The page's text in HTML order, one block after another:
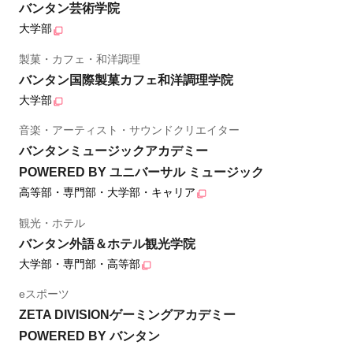
バンタン芸術学院
大学部
製菓・カフェ・和洋調理
バンタン国際製菓カフェ和洋調理学院
大学部
音楽・アーティスト・サウンドクリエイター
バンタンミュージックアカデミー
POWERED BY ユニバーサル ミュージック
高等部・専門部・大学部・キャリア
観光・ホテル
バンタン外語＆ホテル観光学院
大学部・専門部・高等部
eスポーツ
ZETA DIVISIONゲーミングアカデミー
POWERED BY バンタン